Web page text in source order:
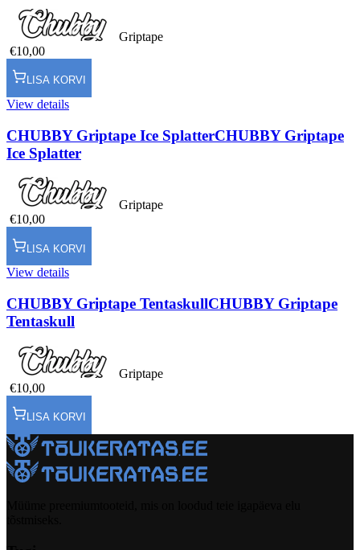
Griptape
€10,00
LISA KORVI
View details
CHUBBY Griptape Ice SplatterCHUBBY Griptape
Ice Splatter
Griptape
€10,00
LISA KORVI
View details
CHUBBY Griptape TentaskullCHUBBY Griptape
Tentaskull
Griptape
€10,00
LISA KORVI